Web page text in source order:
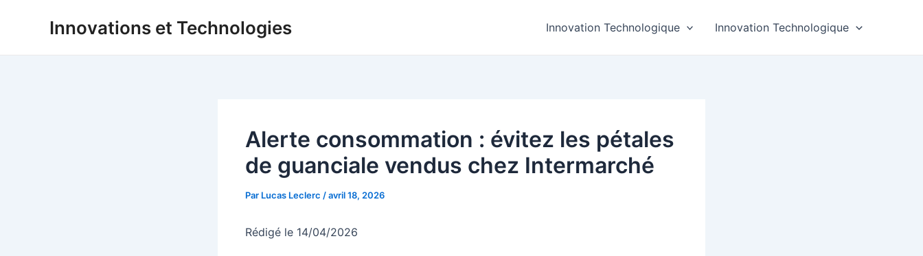
Innovations et Technologies Innovation Technologique Innovation Technologique
Alerte consommation : évitez les pétales
de guanciale vendus chez Intermarché
Par Lucas Leclerc /avril 18, 2026
Rédigé le 14/04/2026